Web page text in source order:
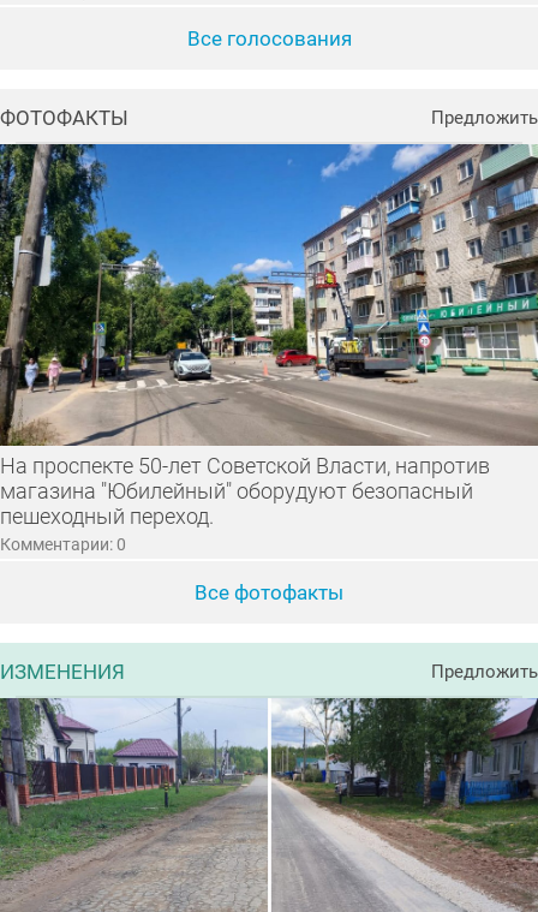
Все голосования
ФОТОФАКТЫ Предложить
На проспекте 50-лет Советской Власти, напротив
магазина "Юбилейный" оборудуют безопасный
пешеходный переход.
Комментарии: 0
Все фотофакты
ИЗМЕНЕНИЯ Предложить